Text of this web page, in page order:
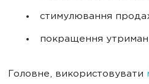
стимулювання
покращення
Головне, використовувати